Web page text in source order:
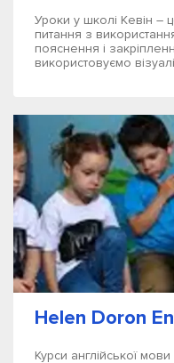
Уроки у школі Кевін –
питання з
пояснення і
використовуємо
Helen Doron
Курси англійської